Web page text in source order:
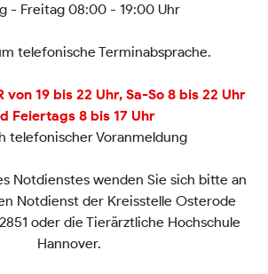
- Freitag 08:00 - 19:00 Uhr
telefonische Terminabsprache.
von 19 bis 22 Uhr, Sa-So 8 bis 22 Uhr
Feiertags 8 bis 17 Uhr
telefonischer Voranmeldung
Notdienstes wenden Sie sich bitte an
Notdienst der Kreisstelle Osterode
oder die Tierärztliche Hochschule
Hannover.